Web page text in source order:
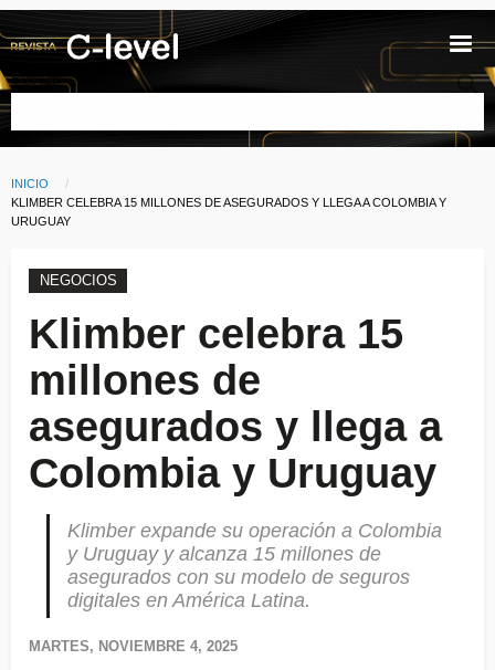
Pasar al contenido principal
Buscar
Ruta de navegación
INICIO
CURRENT:
KLIMBER CELEBRA 15 MILLONES DE ASEGURADOS Y LLEGA A COLOMBIA Y
URUGUAY
NEGOCIOS
Klimber celebra 15
millones de
asegurados y llega a
Colombia y Uruguay
Klimber expande su operación a Colombia
y Uruguay y alcanza 15 millones de
asegurados con su modelo de seguros
digitales en América Latina.
MARTES, NOVIEMBRE 4, 2025